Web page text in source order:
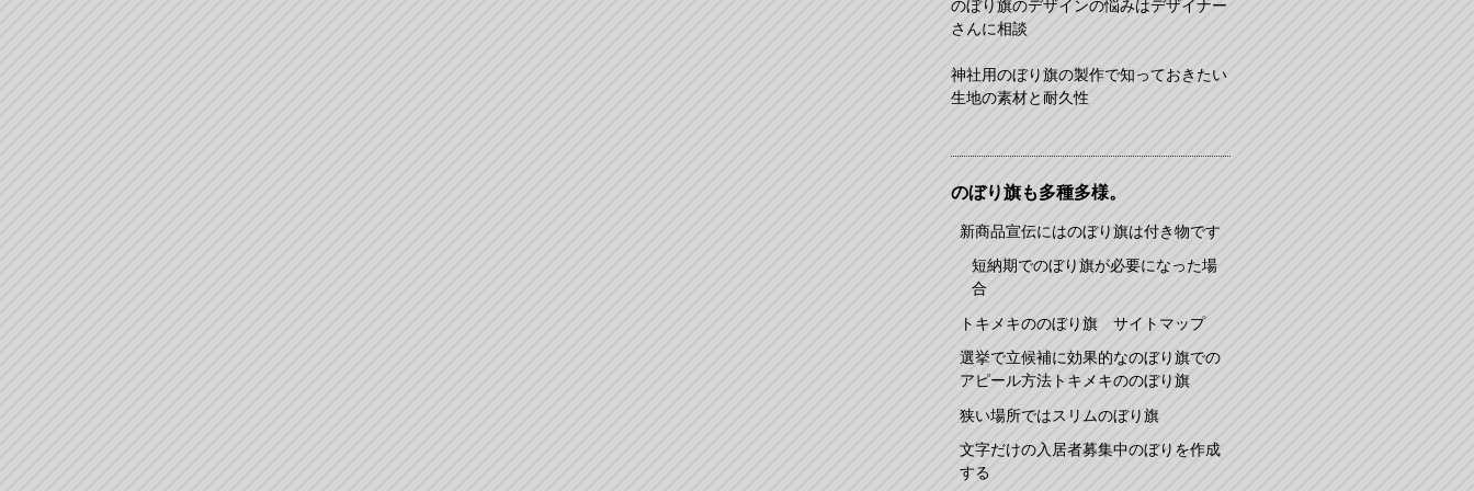
のぼり旗のデザインの悩みはデザイナー
さんに相談
神社用のぼり旗の製作で知っておきたい
生地の素材と耐久性
のぼり旗も多種多様。
新商品宣伝にはのぼり旗は付き物です
短納期でのぼり旗が必要になった場
合
トキメキののぼり旗 サイトマップ
選挙で立候補に効果的なのぼり旗での
アピール方法トキメキののぼり旗
狭い場所ではスリムのぼり旗
文字だけの入居者募集中のぼりを作成
する